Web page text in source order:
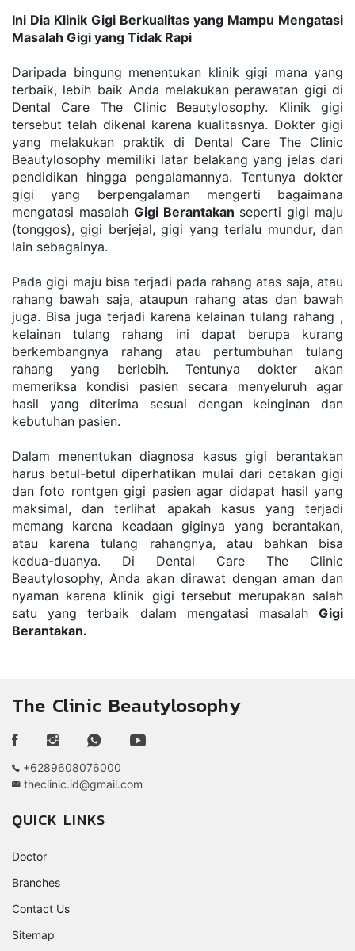
Ini Dia Klinik Gigi Berkualitas yang Mampu Mengatasi
Masalah Gigi yang Tidak Rapi
Daripada bingung menentukan klinik gigi mana yang
terbaik, lebih baik Anda melakukan perawatan gigi di
Dental Care The Clinic Beautylosophy. Klinik gigi
tersebut telah dikenal karena kualitasnya. Dokter gigi
yang melakukan praktik di Dental Care The Clinic
Beautylosophy memiliki latar belakang yang jelas dari
pendidikan hingga pengalamannya. Tentunya dokter
gigi yang berpengalaman mengerti bagaimana
mengatasi masalah Gigi Berantakan seperti gigi maju
(tonggos), gigi berjejal, gigi yang terlalu mundur, dan
lain sebagainya.
Pada gigi maju bisa terjadi pada rahang atas saja, atau
rahang bawah saja, ataupun rahang atas dan bawah
juga. Bisa juga terjadi karena kelainan tulang rahang ,
kelainan tulang rahang ini dapat berupa kurang
berkembangnya rahang atau pertumbuhan tulang
rahang yang berlebih. Tentunya dokter akan
memeriksa kondisi pasien secara menyeluruh agar
hasil yang diterima sesuai dengan keinginan dan
kebutuhan pasien.
Dalam menentukan diagnosa kasus gigi berantakan
harus betul-betul diperhatikan mulai dari cetakan gigi
dan foto rontgen gigi pasien agar didapat hasil yang
maksimal, dan terlihat apakah kasus yang terjadi
memang karena keadaan giginya yang berantakan,
atau karena tulang rahangnya, atau bahkan bisa
kedua-duanya. Di Dental Care The Clinic
Beautylosophy, Anda akan dirawat dengan aman dan
nyaman karena klinik gigi tersebut merupakan salah
satu yang terbaik dalam mengatasi masalah Gigi
Berantakan.
The Clinic Beautylosophy
+6289608076000
theclinic.id@gmail.com
QUICK LINKS
Doctor
Branches
Contact Us
Sitemap